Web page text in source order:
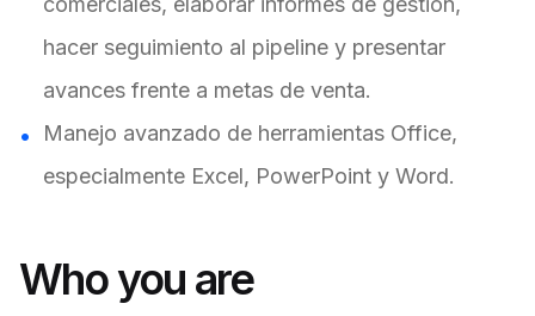
hacer seguimiento al pipeline y presentar
avances frente a metas de venta.
Manejo avanzado de herramientas Office,
especialmente Excel, PowerPoint y Word.
Who you are